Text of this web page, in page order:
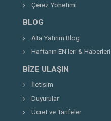
Çerez Yönetimi
BLOG
Ata Yatırım Blog
Haftanın EN'leri & Haberleri
BIZE ULAŞIN
İletişim
Duyurular
Ücret ve Tarifeler